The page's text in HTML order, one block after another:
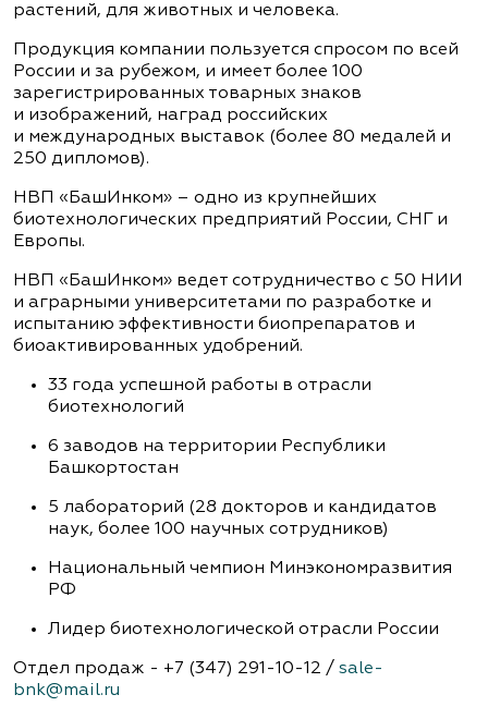
растений, для животных и человека.
Продукция компании пользуется спросом по всей
России и за рубежом, и имеет более 100
зарегистрированных товарных знаков
и изображений, наград российских
и международных выставок (более 80 медалей и
250 дипломов).
НВП «БашИнком» – одно из крупнейших
биотехнологических предприятий России, СНГ и
Европы.
НВП «БашИнком» ведет сотрудничество с 50 НИИ
и аграрными университетами по разработке и
испытанию эффективности биопрепаратов и
биоактивированных удобрений.
33 года успешной работы в отрасли
биотехнологий
6 заводов на территории Республики
Башкортостан
5 лабораторий (28 докторов и кандидатов
наук, более 100 научных сотрудников)
Национальный чемпион Минэкономразвития
РФ
Лидер биотехнологической отрасли России
Отдел продаж - +7 (347) 291-10-12 / sale-
bnk@mail.ru